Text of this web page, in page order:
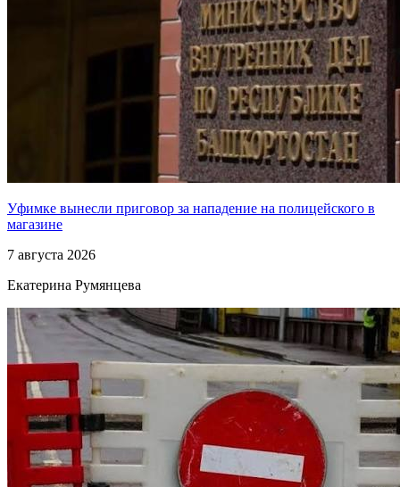
Уфимке вынесли приговор за нападение на полицейского в
магазине
7 августа 2026
Екатерина Румянцева